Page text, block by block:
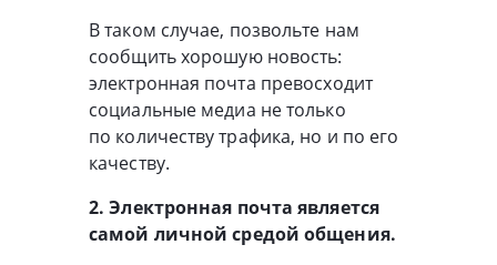
В таком случае, позвольте нам
сообщить хорошую новость:
электронная почта превосходит
социальные медиа не только
по количеству трафика, но и по его
качеству.
2. Электронная почта является
самой личной средой общения.